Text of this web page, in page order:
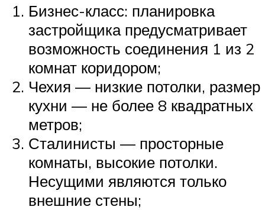
Бизнес-класс: планировка
застройщика предусматривает
возможность соединения 1 из 2
комнат коридором;
Чехия — низкие потолки, размер
кухни — не более 8 квадратных
метров;
Сталинисты — просторные
комнаты, высокие потолки.
Несущими являются только
внешние стены;